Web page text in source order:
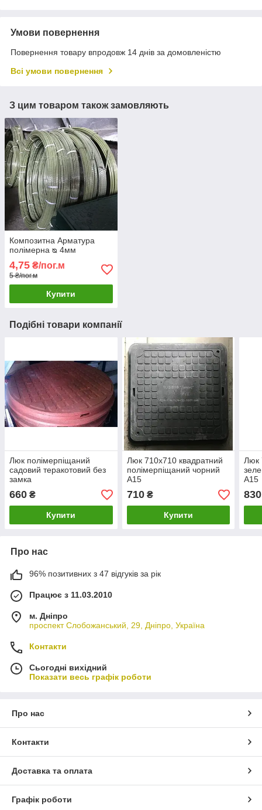
Умови повернення
Повернення товару впродовж 14 днів за домовленістю
Всі умови повернення
З цим товаром також замовляють
Композитна Арматура
полімерна ᴓ 4мм
4,75 ₴/пог.м
5 ₴/пог.м
Купити
Подібні товари компанії
Люк полімерпіщаний
садовий теракотовий без
замка
660 ₴
Купити
Люк 710х710 квадратний
полімерпіщаний чорний
А15
710₴
Купити
Люк
А15
830
Про нас
96% позитивних з 47 відгуків за рік
Працює з 11.03.2010
м. Дніпро
проспект Слобожанський, 29, Дніпро, Україна
Контакти
Сьогодні вихідний
Показати весь графік роботи
Про нас
Контакти
Доставка та оплата
Графік роботи